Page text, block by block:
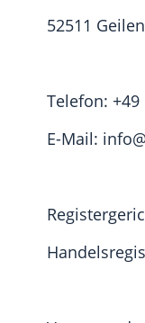
52511
Telefon: +49
E-Mail: